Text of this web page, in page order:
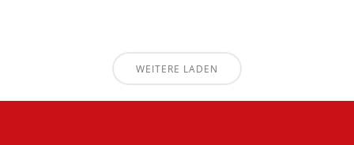
WEITERE LADEN